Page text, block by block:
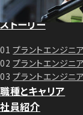
プロジェクト
ストーリー
01 プラントエンジ
02 プラントエンジ
03 プラントエンジニ
職種とキャリア
社員紹介